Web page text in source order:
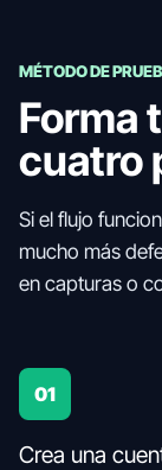
MÉTODO DE
Forma
cuatro
Si el flujo
mucho más
en capturas o
01
Crea una